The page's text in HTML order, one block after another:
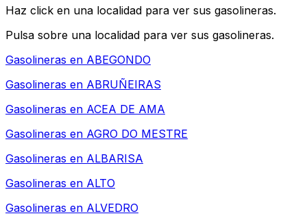
Haz click en una localidad para ver sus gasolineras.
Pulsa sobre una localidad para ver sus gasolineras.
Gasolineras en ABEGONDO
Gasolineras en ABRUÑEIRAS
Gasolineras en ACEA DE AMA
Gasolineras en AGRO DO MESTRE
Gasolineras en ALBARISA
Gasolineras en ALTO
Gasolineras en ALVEDRO